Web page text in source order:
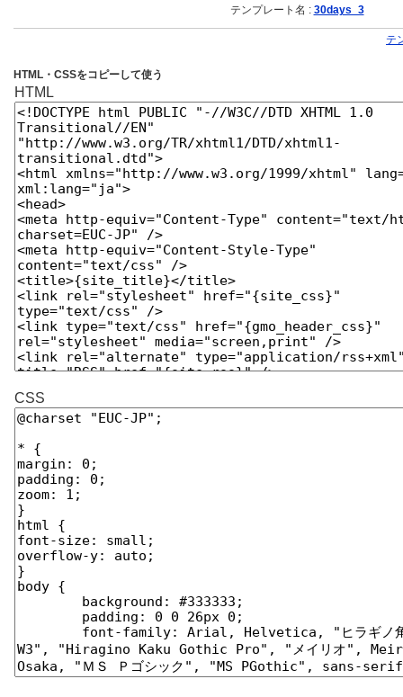
テンプレート名 : 30days_3
テ
HTML・CSSをコピーして使う
HTML
CSS